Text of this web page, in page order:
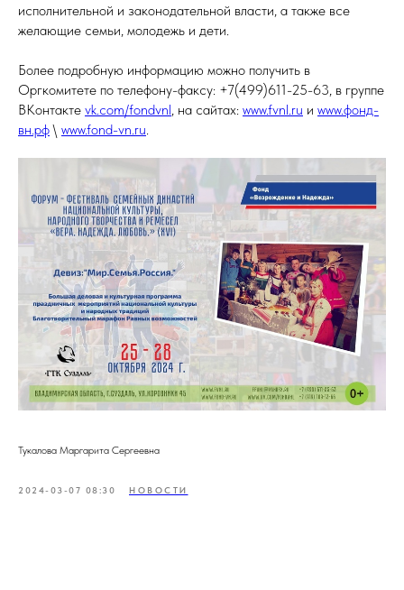
исполнительной и законодательной власти, а также все
желающие семьи, молодежь и дети.
Более подробную информацию можно получить в
Оргкомитете по телефону-факсу: +7(499)611-25-63, в группе
ВКонтакте vk.com/fondvnl, на сайтах: www.fvnl.ru и www.фонд-
вн.рф\ www.fond-vn.ru.
Тукалова Маргарита Сергеевна
2024-03-07 08:30 НОВОСТИ